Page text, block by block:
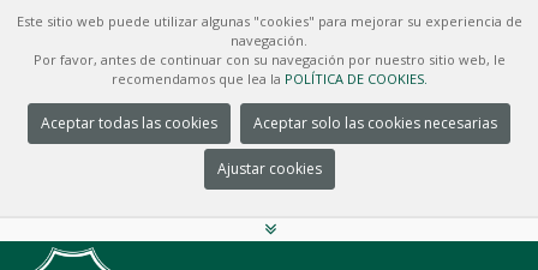
Este sitio web puede utilizar algunas "cookies" para mejorar su experiencia de
navegación.
Por favor, antes de continuar con su navegación por nuestro sitio web, le
recomendamos que lea la POLÍTICA DE COOKIES.
Aceptar todas las cookies Aceptar solo las cookies necesarias
Ajustar cookies